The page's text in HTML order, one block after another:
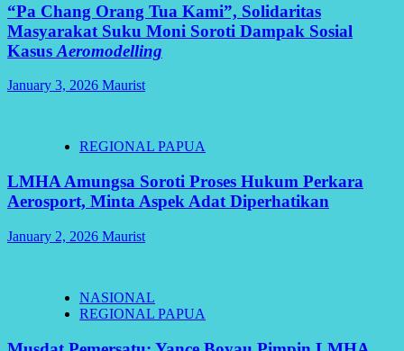
“Pa Chang Orang Tua Kami”, Solidaritas
Masyarakat Suku Moni Soroti Dampak Sosial
Kasus Aeromodelling
January 3, 2026 Maurist
REGIONAL PAPUA
LMHA Amungsa Soroti Proses Hukum Perkara
Aerosport, Minta Aspek Adat Diperhatikan
January 2, 2026 Maurist
NASIONAL
REGIONAL PAPUA